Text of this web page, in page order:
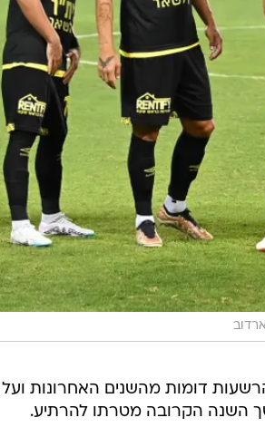
דומות מהשנים האחרונות ועל
השנה הקרובה מטרתו להרתיע.